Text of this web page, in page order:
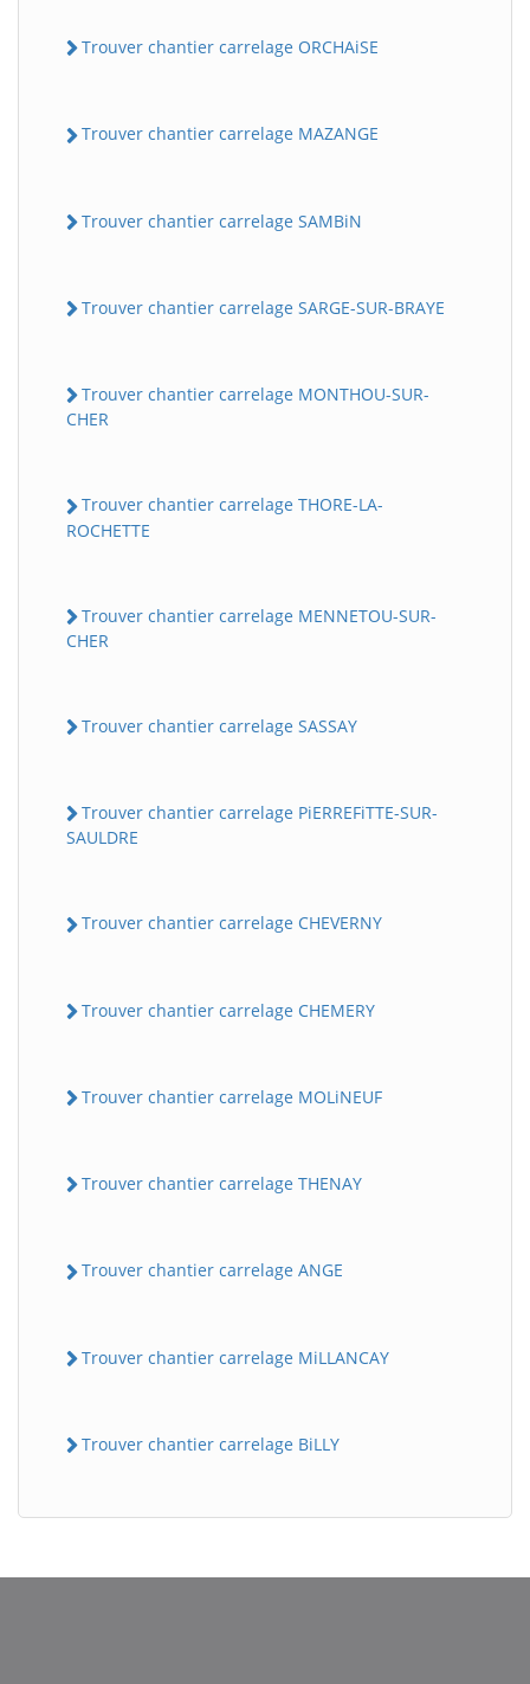
Trouver chantier carrelage ORCHAiSE
Trouver chantier carrelage MAZANGE
Trouver chantier carrelage SAMBiN
Trouver chantier carrelage SARGE-SUR-BRAYE
Trouver chantier carrelage MONTHOU-SUR-
CHER
Trouver chantier carrelage THORE-LA-
ROCHETTE
Trouver chantier carrelage MENNETOU-SUR-
CHER
Trouver chantier carrelage SASSAY
Trouver chantier carrelage PiERREFiTTE-SUR-
SAULDRE
Trouver chantier carrelage CHEVERNY
Trouver chantier carrelage CHEMERY
Trouver chantier carrelage MOLiNEUF
Trouver chantier carrelage THENAY
Trouver chantier carrelage ANGE
Trouver chantier carrelage MiLLANCAY
Trouver chantier carrelage BiLLY
BatiWebPro